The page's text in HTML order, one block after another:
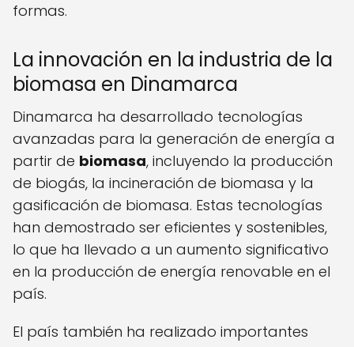
formas.
La innovación en la industria de la
biomasa en Dinamarca
Dinamarca ha desarrollado tecnologías
avanzadas para la generación de energía a
partir de biomasa, incluyendo la producción
de biogás, la incineración de biomasa y la
gasificación de biomasa. Estas tecnologías
han demostrado ser eficientes y sostenibles,
lo que ha llevado a un aumento significativo
en la producción de energía renovable en el
país.
El país también ha realizado importantes